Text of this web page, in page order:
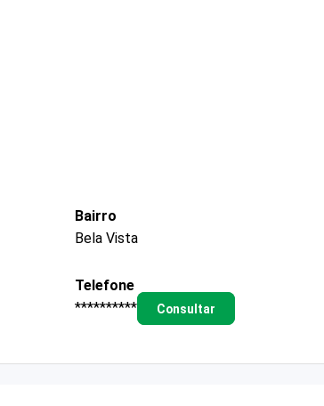
Bairro
Bela Vista
Telefone
**********
Consultar